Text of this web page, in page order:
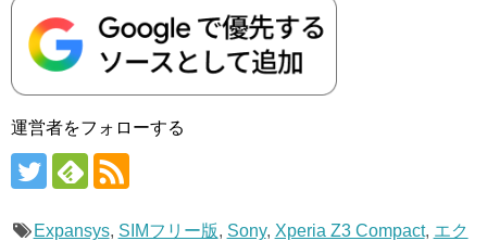
運営者をフォローする
Expansys, SIMフリー版, Sony, Xperia Z3 Compact, エク